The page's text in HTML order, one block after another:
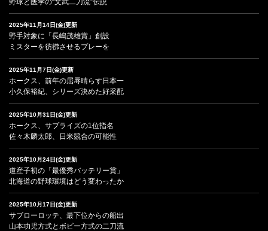
野球と医学の“文武二刀流”伝説
2025年11月14日(金)更新
野手対象に「長嶋茂雄賞」創設
ミスターを彷彿させるプレーを
2025年11月7日(金)更新
ホークス、前年の屈辱晴らす日本一
小久保裕紀、シリーズ決めた好采配
2025年10月31日(金)更新
ホークス、サプライズの1位指名
佐々木麟太郎、日米競合の可能性
2025年10月24日(金)更新
道産子初の「最優秀バッテリー賞」
北海道の野球環境はどう変わったか
2025年10月17日(金)更新
サブローロッテ、最下位からの船出
山本功児方式とボビー方式の二刀流